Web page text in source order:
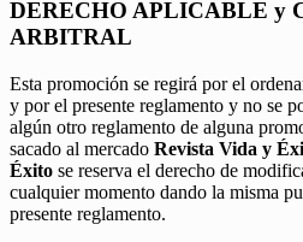
DERECHO APLICABLE y
ARBITRAL
Esta promoción se regirá por el
y por el presente reglamento y no se
algún otro reglamento de alguna
sacado al mercado Revista Vida y
Éxito se reserva el derecho de
cualquier momento dando la misma
presente reglamento.